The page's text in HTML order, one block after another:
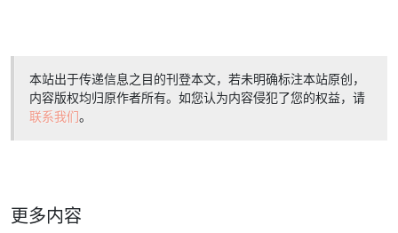
本站出于传递信息之目的刊登本文，若未明确标注本站原创，
内容版权均归原作者所有。如您认为内容侵犯了您的权益，请
联系我们。
更多内容